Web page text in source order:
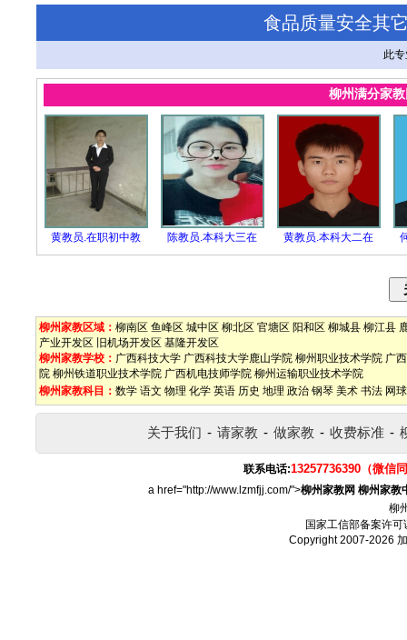
食品质量安全其
此
柳州满分家
黄教员.在职初中教 陈教员.本科大三在 黄教员.本科大二在
柳州家教区域： 柳南区 鱼峰区 城中区 柳北区 官塘区 阳和区 柳城县 柳江县
产业开发区
旧机场开发区 基隆开发区
柳州家教学校： 广西科技大学 广西科技大学鹿山学院 柳州职业技术学院 广
院 柳州铁道职业技术学院 广西机电技师学院 柳州运输职业技术学院
柳州家教科目： 数学 语文 物理 化学 英语 历史 地理 政治 钢琴 美术 书法 网球
关于我们 - 请家教 - 做家教 - 收费标准 -
联系电话:13257736390（微信
a href="http://www.lzmfjj.com/">柳州家教网 柳州家教
柳
国家工信部备案许可
Copyright 2007-2026